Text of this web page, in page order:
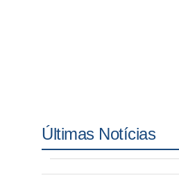
Últimas Notícias